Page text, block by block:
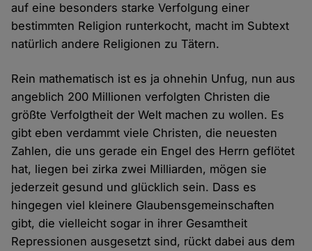
auf eine besonders starke Verfolgung einer
bestimmten Religion runterkocht, macht im Subtext
natürlich andere Religionen zu Tätern.
Rein mathematisch ist es ja ohnehin Unfug, nun aus
angeblich 200 Millionen verfolgten Christen die
größte Verfolgtheit der Welt machen zu wollen. Es
gibt eben verdammt viele Christen, die neuesten
Zahlen, die uns gerade ein Engel des Herrn geflötet
hat, liegen bei zirka zwei Milliarden, mögen sie
jederzeit gesund und glücklich sein. Dass es
hingegen viel kleinere Glaubensgemeinschaften
gibt, die vielleicht sogar in ihrer Gesamtheit
Repressionen ausgesetzt sind, rückt dabei aus dem